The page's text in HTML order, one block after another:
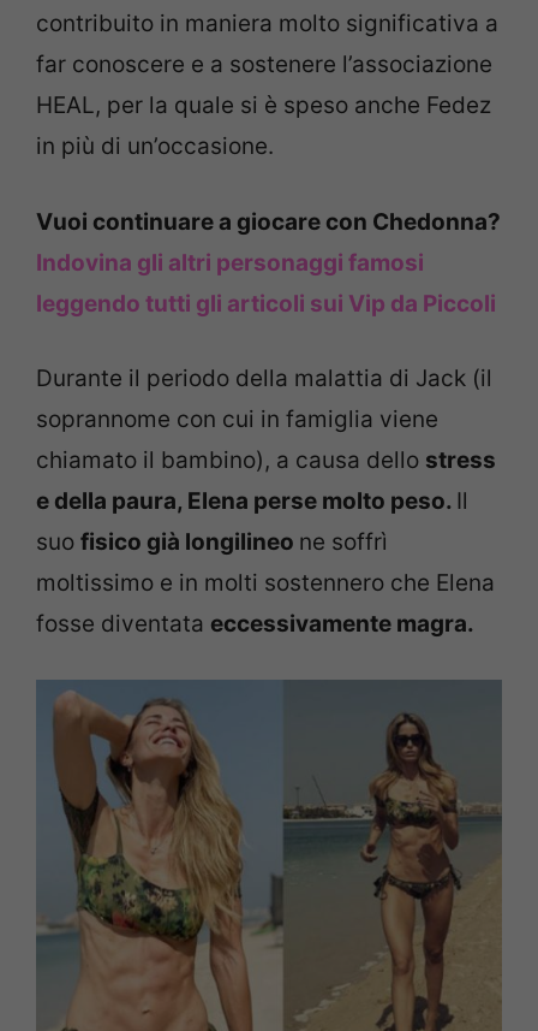
contribuito in maniera molto significativa a
far conoscere e a sostenere l’associazione
HEAL, per la quale si è speso anche Fedez
in più di un’occasione.
Vuoi continuare a giocare con Chedonna?
Indovina gli altri personaggi famosi
leggendo tutti gli articoli sui Vip da Piccoli
Durante il periodo della malattia di Jack (il
soprannome con cui in famiglia viene
chiamato il bambino), a causa dello stress
e della paura, Elena perse molto peso. Il
suo fisico già longilineo ne soffrì
moltissimo e in molti sostennero che Elena
fosse diventata eccessivamente magra.